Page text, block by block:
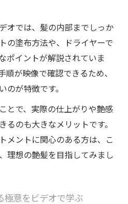
オでは、髪の内部までしっか
の塗布方法や、ドライヤーで
ポイントが解説されていま
順が映像で確認できるため、
が特徴です。
とで、実際の仕上がりや艶感
るのも大きなメリットです。
メントに関心のある方は、こ
理想の艶髪を目指してみまし
極意をビデオで学ぶ